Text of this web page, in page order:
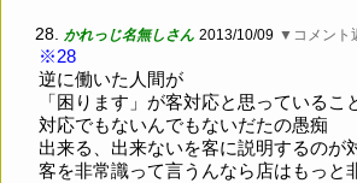
28. かれっじ名無しさん 2013/10/09 ▼コメント
※28
逆に働いた人間が
「困ります」が客対応と思っているこ
対応でもないんでもないだたの愚痴
出来る、出来ないを客に説明するのが
客を非常識って言うんなら店はもっと